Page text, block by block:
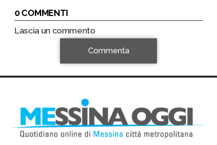
0 COMMENTI
Lascia un commento
Commenta